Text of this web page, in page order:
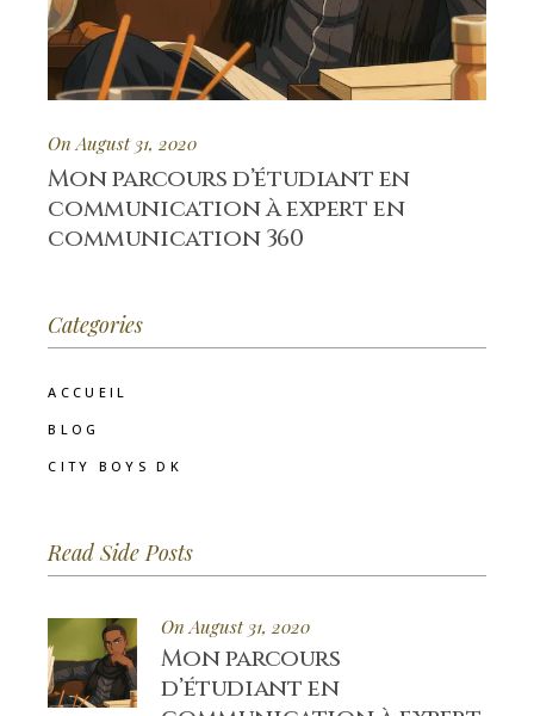
On August 31, 2020
Mon parcours d’étudiant en
communication à expert en
communication 360
Categories
ACCUEIL
BLOG
CITY BOYS DK
Read Side Posts
On August 31, 2020
Mon parcours
d’étudiant en